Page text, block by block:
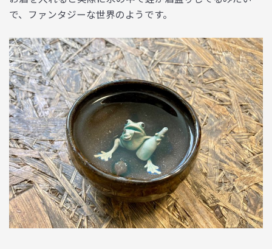
で、ファンタジーな世界のようです。